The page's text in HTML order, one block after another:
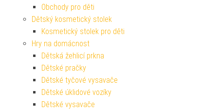
Obchody pro děti
Dětský kosmetický stolek
Kosmetický stolek pro děti
Hry na domácnost
Dětská žehlicí prkna
Dětské pračky
Dětské tyčové vysavače
Dětské úklidové vozíky
Dětské vysavače